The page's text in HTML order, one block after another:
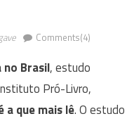
Comments(4)
no Brasil, estudo
Pró-Livro,
a que mais lê. O estudo